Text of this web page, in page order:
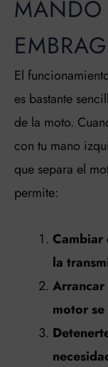
El
es bastante
de la moto.
con tu mano
que separa el
permite:
Cambiar
la
Arrancar
motor